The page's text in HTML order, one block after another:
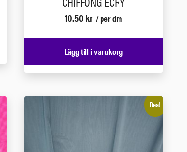
10.50 kr / per dm
Lägg till i varukorg
Rea!